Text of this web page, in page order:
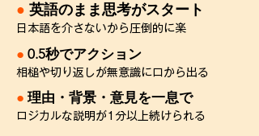
● 英語のまま思考がスタート
日本語を介さないから圧倒的に楽
● 0.5秒でアクション
相槌や切り返しが無意識に口から出る
● 理由・背景・意見を一息で
ロジカルな説明が1分以上続けられる